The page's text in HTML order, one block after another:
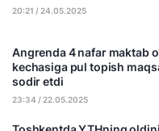
20:21 / 24.05.2025
Angrenda 4 nafar maktab
kechasiga pul topish
sodir etdi
23:34 / 22.05.2025